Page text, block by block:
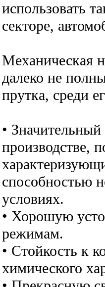
использовать
секторе,
Механическая
далеко не
прутка, среди
•
производстве,
способностью
условиях.
• Хорошую
режимам.
• Стойкость к
химического